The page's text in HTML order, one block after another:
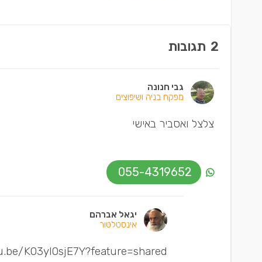
2 תגובות
גבי חנונה
מפקח בניה ושיפוצים
צלצל ואסביר באישי
055-4319652
יגאל אברהם
אינסטלטור
K03yl0sjE7Y?feature=shared